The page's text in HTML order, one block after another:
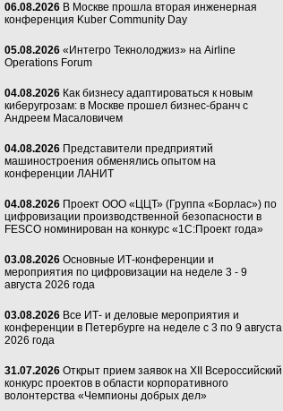
06.08.2026 В Москве прошла вторая инженерная
конференция Kuber Community Day
05.08.2026 «Интегро Текнолоджиз» на Airline
Operations Forum
04.08.2026 Как бизнесу адаптироваться к новым
киберугрозам: в Москве прошел бизнес-бранч с
Андреем Масаловичем
04.08.2026 Представители предприятий
машиностроения обменялись опытом на
конференции ЛАНИТ
04.08.2026 Проект ООО «ЦЦТ» (Группа «Борлас») по
цифровизации производственной безопасности в
FESCO номинирован на конкурс «1С:Проект года»
03.08.2026 Основные ИТ-конференции и
мероприятия по цифровизации на неделе 3 - 9
августа 2026 года
03.08.2026 Все ИТ- и деловые мероприятия и
конференции в Петербурге на неделе с 3 по 9 августа
2026 года
31.07.2026 Открыт прием заявок на XII Всероссийский
конкурс проектов в области корпоративного
волонтерства «Чемпионы добрых дел»